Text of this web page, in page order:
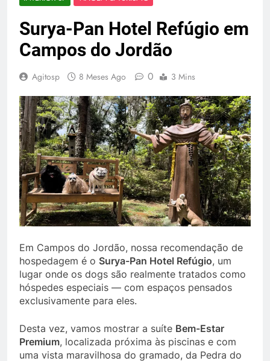
Surya-Pan Hotel Refúgio em
Campos do Jordão
Agitosp 8 Meses Ago 0 3 Mins
Em Campos do Jordão, nossa recomendação de
hospedagem é o Surya-Pan Hotel Refúgio, um
lugar onde os dogs são realmente tratados como
hóspedes especiais — com espaços pensados
exclusivamente para eles.
Desta vez, vamos mostrar a suíte Bem-Estar
Premium, localizada próxima às piscinas e com
uma vista maravilhosa do gramado, da Pedra do